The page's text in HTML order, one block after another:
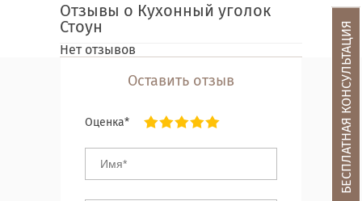
Отзывы о Кухонный уголок
Стоун
Нет отзывов
Оставить отзыв
Оценка* БЕСПЛАТНАЯ КОНСУЛЬТАЦИЯ